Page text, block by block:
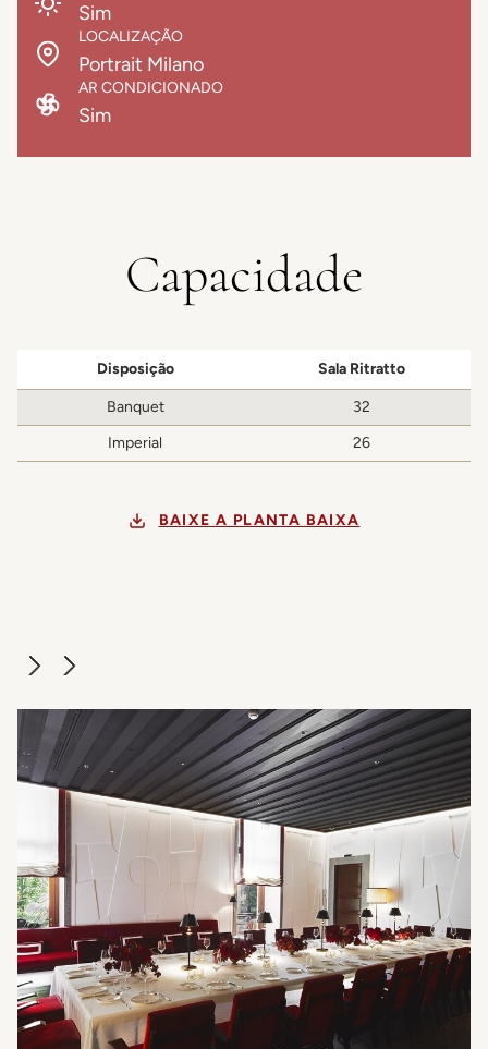
Sim
LOCALIZAÇÃO
Portrait Milano
AR CONDICIONADO
Sim
Capacidade
Disposição Sala Ritratto
Banquet
32
Imperial
26
BAIXE A PLANTA BAIXA